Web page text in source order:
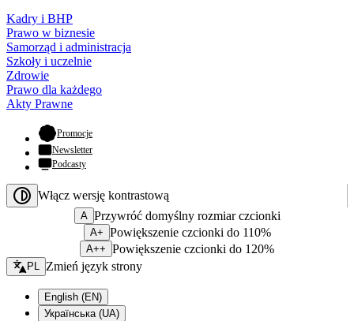
Kadry i BHP
Prawo w biznesie
Samorząd i administracja
Szkoły i uczelnie
Zdrowie
Prawo dla każdego
Akty Prawne
Promocje- otwiera się w nowej karcie
Newsletter
Podcasty
Włącz wersję kontrastową
A Przywróć domyślny rozmiar czcionki
A+ Powiększenie czcionki do 110%
A++ Powiększenie czcionki do 120%
Zmień język - bieżący:
PL Zmień język strony
English (EN)
Українська (UA)